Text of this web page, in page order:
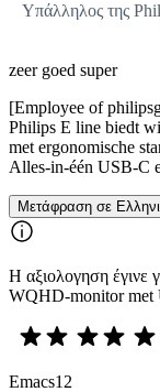
Υπάλληλος της
zeer goed super
[Employee of
Philips E line biedt
met ergonomische
Alles-in-één USB-C
Μετάφραση σε
Η αξιολογηση έγινε
WQHD-monitor met
Emacs12